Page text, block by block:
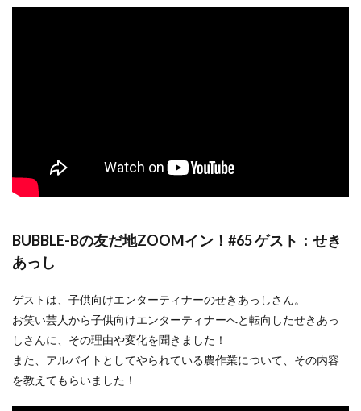
BUBBLE-Bの友だ地ZOOMイン！#65 ゲスト：せき
あっし
ゲストは、子供向けエンターティナーのせきあっしさん。
お笑い芸人から子供向けエンターティナーへと転向したせきあっ
しさんに、その理由や変化を聞きました！
また、アルバイトとしてやられている農作業について、その内容
を教えてもらいました！